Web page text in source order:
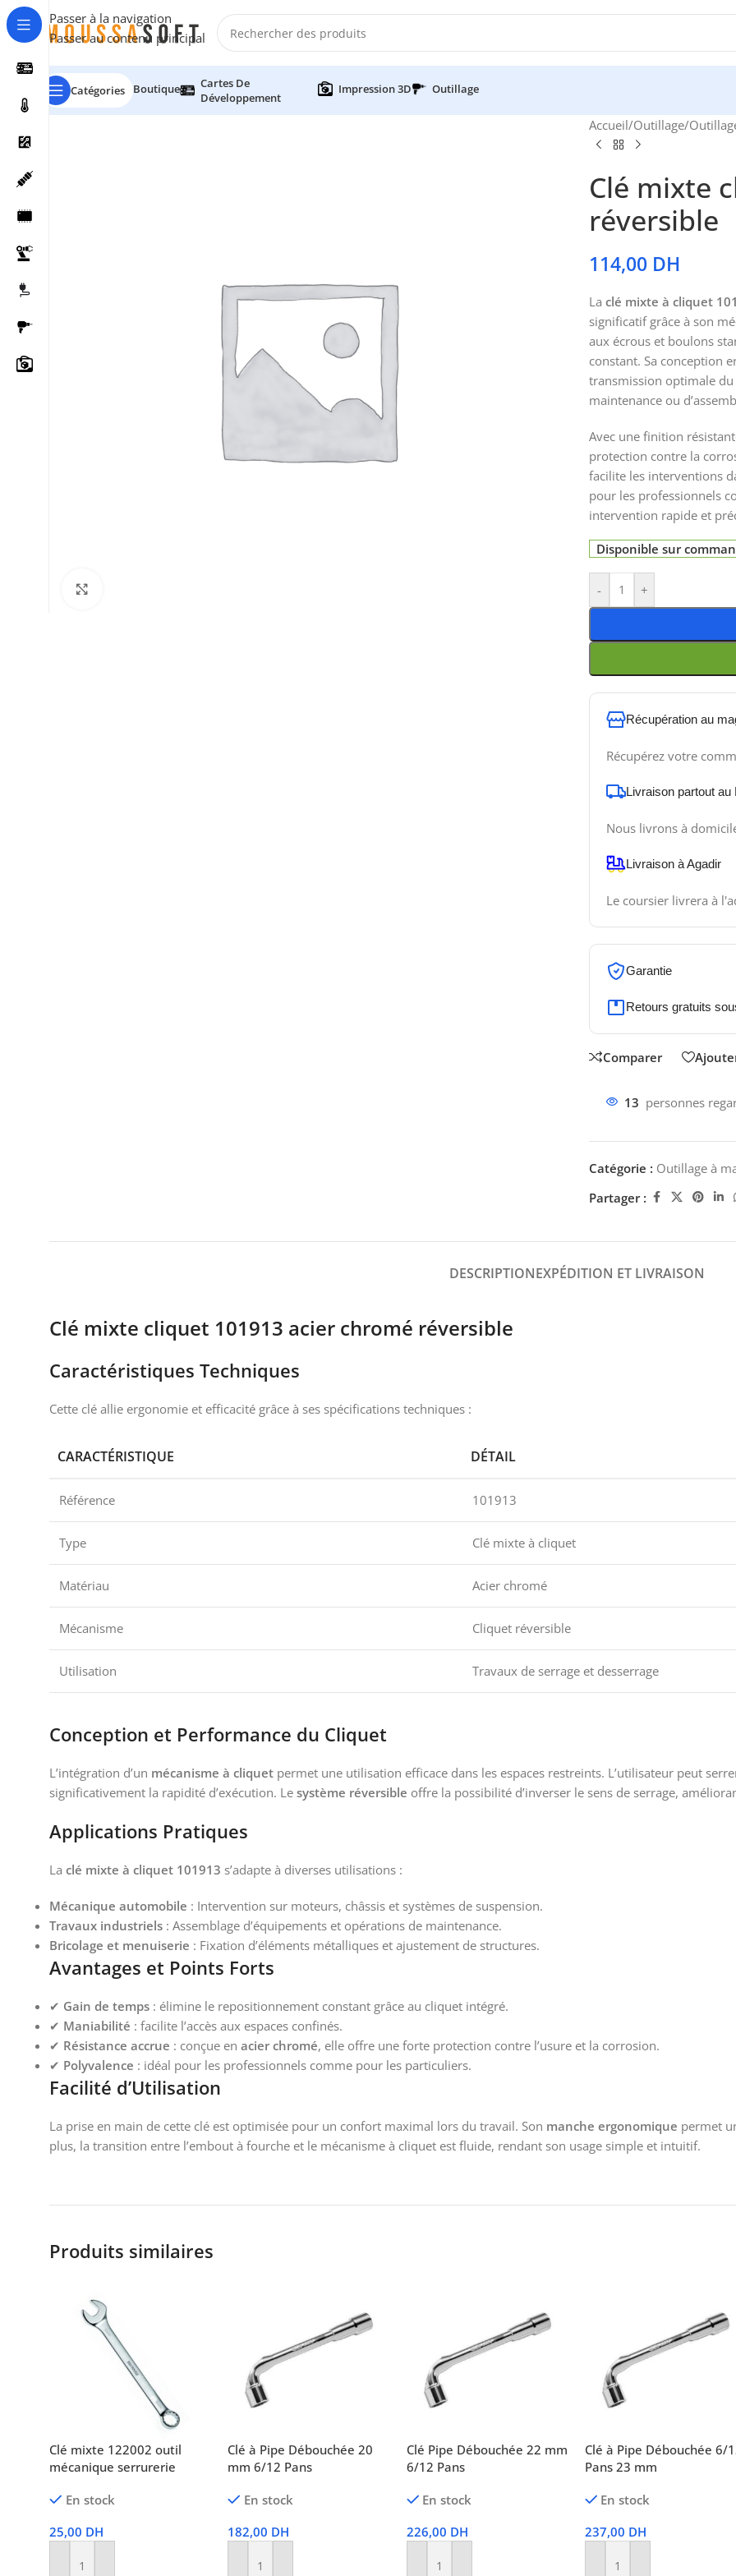
Passer à la navigation
Passer au contenu principal
moussasoft
Catégories Boutique
Cartes De
Développement
Impression 3D Outillage
Accueil/Outillage/
Clé mixte
réversible
114,00 DH
La clé mixte à cliquet
significatif grâce à son
aux écrous et boulons
constant. Sa conception
transmission optimale du
maintenance ou
Avec une finition
protection contre la
facilite les interventions
pour les professionnels
intervention rapide et
Disponible sur
- +
Récupération au
Récupérez votre
Livraison partout au
Nous livrons à
Livraison à Agadir
Le coursier livrera à
Garantie
Retours gratuits
Comparer
13 personnes
Catégorie : Outillage à
Partager :
DESCRIPTIONEXPÉDITION ET LIVRAISON
Clé mixte cliquet 101913 acier chromé réversible
Caractéristiques Techniques
Cette clé allie ergonomie et efficacité grâce à ses spécifications techniques :
CARACTÉRISTIQUE DÉTAIL
Référence 101913
Type Clé mixte à cliquet
Matériau Acier chromé
Mécanisme Cliquet réversible
Utilisation Travaux de serrage et desserrage
Conception et Performance du Cliquet
L’intégration d’un mécanisme à cliquet permet une utilisation efficace dans les espaces restreints. L’utilisateur peut
significativement la rapidité d’exécution. Le système réversible offre la possibilité d’inverser le sens de serrage,
Applications Pratiques
La clé mixte à cliquet 101913 s’adapte à diverses utilisations :
Mécanique automobile : Intervention sur moteurs, châssis et systèmes de suspension.
Travaux industriels : Assemblage d’équipements et opérations de maintenance.
Bricolage et menuiserie : Fixation d’éléments métalliques et ajustement de structures.
Avantages et Points Forts
✔ Gain de temps : élimine le repositionnement constant grâce au cliquet intégré.
✔ Maniabilité : facilite l’accès aux espaces confinés.
✔ Résistance accrue : conçue en acier chromé, elle offre une forte protection contre l’usure et la corrosion.
✔ Polyvalence : idéal pour les professionnels comme pour les particuliers.
Facilité d’Utilisation
La prise en main de cette clé est optimisée pour un confort maximal lors du travail. Son manche ergonomique permet
plus, la transition entre l’embout à fourche et le mécanisme à cliquet est fluide, rendant son usage simple et intuitif.
Produits similaires
Clé mixte 122002 outil
mécanique serrurerie
En stock
25,00 DH
Ajouter Au Panier
Clé à Pipe Débouchée 20
mm 6/12 Pans
En stock
182,00 DH
Ajouter Au Panier
Clé Pipe Débouchée 22 mm
6/12 Pans
En stock
226,00 DH
Ajouter Au Panier
Clé à Pipe Débouchée 6/
Pans 23 mm
En stock
237,00 DH
Ajouter Au Panier